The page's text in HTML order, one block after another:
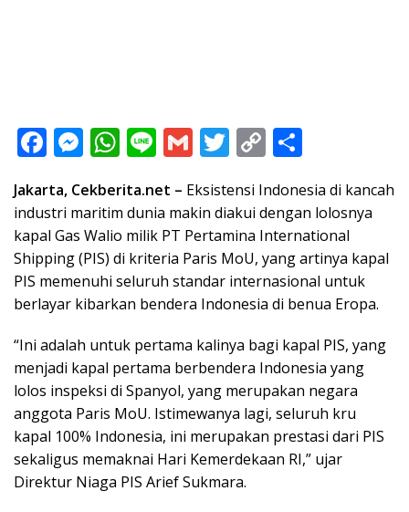
F
e
b
o
o
k
M
ss
e
n
g
er
W
at
s
A
p
p
Li
e
G
ai
l
T
itt
er
C
p
y
Li
n
k
ar
e
Jakarta, Cekberita.net – Eksistensi Indonesia di kancah
industri maritim dunia makin diakui dengan lolosnya
kapal Gas Walio milik PT Pertamina International
Shipping (PIS) di kriteria Paris MoU, yang artinya kapal
PIS memenuhi seluruh standar internasional untuk
berlayar kibarkan bendera Indonesia di benua Eropa.
“Ini adalah untuk pertama kalinya bagi kapal PIS, yang
menjadi kapal pertama berbendera Indonesia yang
lolos inspeksi di Spanyol, yang merupakan negara
anggota Paris MoU. Istimewanya lagi, seluruh kru
kapal 100% Indonesia, ini merupakan prestasi dari PIS
sekaligus memaknai Hari Kemerdekaan RI,” ujar
Direktur Niaga PIS Arief Sukmara.